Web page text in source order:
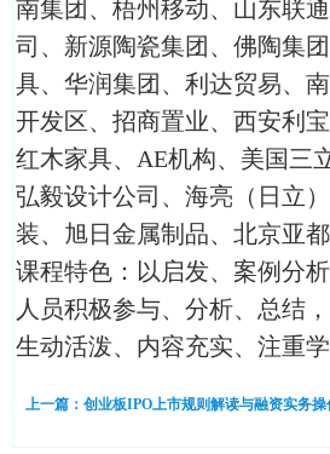
南集团、梧州移动、山东联
司、新源陶瓷集团、佛陶集
具、华润集团、利达贸易、
开发区、招商置业、西安利
红木家具、AE机构、美国三
弘毅设计公司、海亮（日立
装、旭日金属制品、北京亚
课程特色：以启发、案例分
人员积极参与、分析、总结
生动活泼、内容充实、注重
上一篇：创业板IPO上市规则解读与融资实务操